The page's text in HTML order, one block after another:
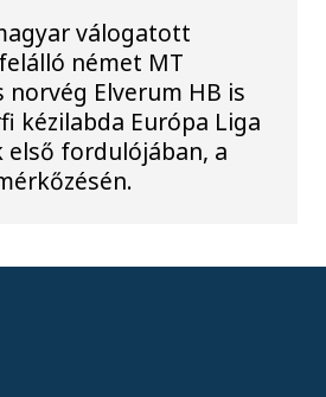
válogatott
német MT
norvég Elverum HB is
kézilabda Európa Liga
első fordulójában, a